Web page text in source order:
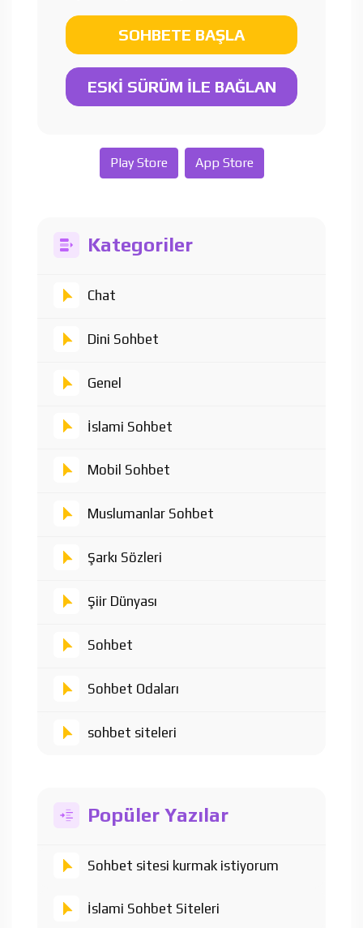
SOHBETE BAŞLA
ESKİ SÜRÜM İLE BAĞLAN
Play Store App Store
Kategoriler
Chat
Dini Sohbet
Genel
İslami Sohbet
Mobil Sohbet
Muslumanlar Sohbet
Şarkı Sözleri
Şiir Dünyası
Sohbet
Sohbet Odaları
sohbet siteleri
Popüler Yazılar
Sohbet sitesi kurmak istiyorum
İslami Sohbet Siteleri